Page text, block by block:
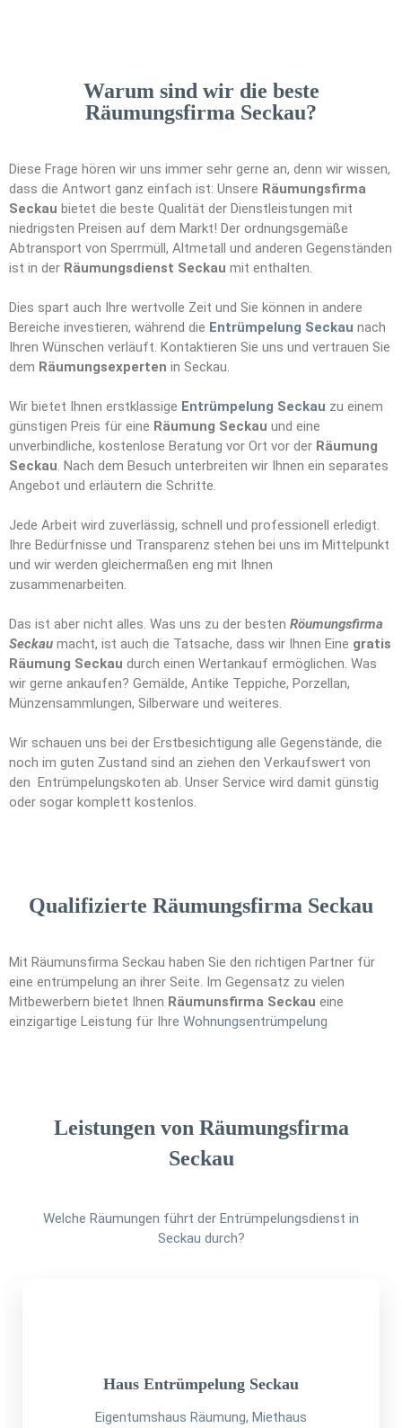
Warum sind wir die beste
Räumungsfirma Seckau?
Diese Frage hören wir uns immer sehr gerne an, denn wir wissen,
dass die Antwort ganz einfach ist: Unsere Räumungsfirma
Seckau bietet die beste Qualität der Dienstleistungen mit
niedrigsten Preisen auf dem Markt! Der ordnungsgemäße
Abtransport von Sperrmüll, Altmetall und anderen Gegenständen
ist in der Räumungsdienst Seckau mit enthalten.
Dies spart auch Ihre wertvolle Zeit und Sie können in andere
Bereiche investieren, während die Entrümpelung Seckau nach
Ihren Wünschen verläuft. Kontaktieren Sie uns und vertrauen Sie
dem Räumungsexperten in Seckau.
Wir bietet Ihnen erstklassige Entrümpelung Seckau zu einem
günstigen Preis für eine Räumung Seckau und eine
unverbindliche, kostenlose Beratung vor Ort vor der Räumung
Seckau. Nach dem Besuch unterbreiten wir Ihnen ein separates
Angebot und erläutern die Schritte.
Jede Arbeit wird zuverlässig, schnell und professionell erledigt.
Ihre Bedürfnisse und Transparenz stehen bei uns im Mittelpunkt
und wir werden gleichermaßen eng mit Ihnen
zusammenarbeiten.
Das ist aber nicht alles. Was uns zu der besten Röumungsfirma
Seckau macht, ist auch die Tatsache, dass wir Ihnen Eine gratis
Räumung Seckau durch einen Wertankauf ermöglichen. Was
wir gerne ankaufen? Gemälde, Antike Teppiche, Porzellan,
Münzensammlungen, Silberware und weiteres.
Wir schauen uns bei der Erstbesichtigung alle Gegenstände, die
noch im guten Zustand sind an ziehen den Verkaufswert von
den Entrümpelungskoten ab. Unser Service wird damit günstig
oder sogar komplett kostenlos.
Qualifizierte Räumungsfirma Seckau
Mit Räumunsfirma Seckau haben Sie den richtigen Partner für
eine entrümpelung an ihrer Seite. Im Gegensatz zu vielen
Mitbewerbern bietet Ihnen Räumunsfirma Seckau eine
einzigartige Leistung für Ihre Wohnungsentrümpelung
Leistungen von Räumungsfirma
Seckau
Welche Räumungen führt der Entrümpelungsdienst in
Seckau durch?
Haus Entrümpelung Seckau
Eigentumshaus Räumung, Miethaus